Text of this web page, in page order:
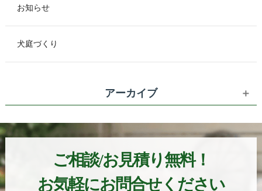
お知らせ
犬庭づくり
アーカイブ
ご相談/お見積り無料！
お気軽にお問合せください